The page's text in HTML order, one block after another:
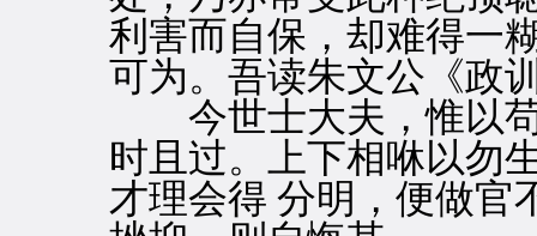
利害而自保，却难得一
可为。吾读朱文公《政
今世士大夫，惟以苟
时且过。上下相咻以勿
才理会得 分明，便做官